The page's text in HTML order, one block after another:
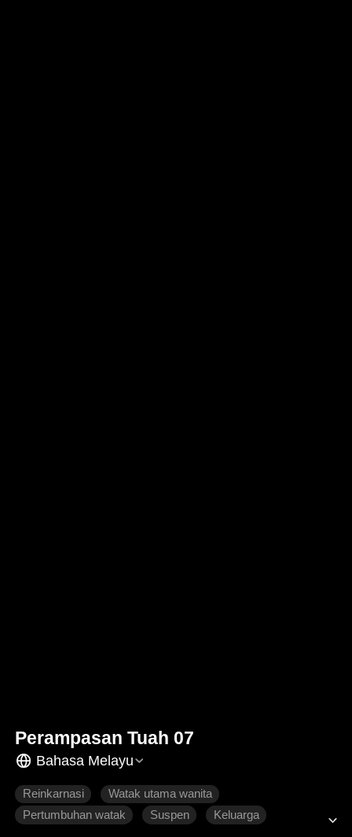
Perampasan Tuah 07
Bahasa Melayu
Reinkarnasi
Watak utama wanita
Pertumbuhan watak
Suspen Keluarga